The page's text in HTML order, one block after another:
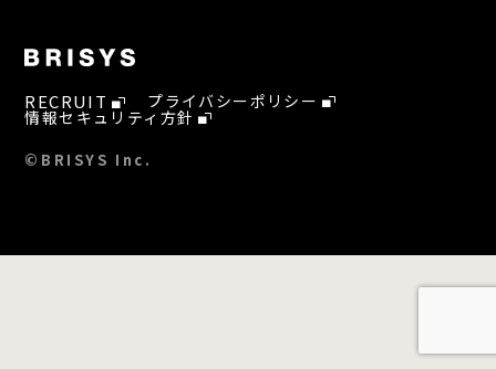
RECRUIT プライバシーポリシー
情報セキュリティ方針
©BRISYS Inc.